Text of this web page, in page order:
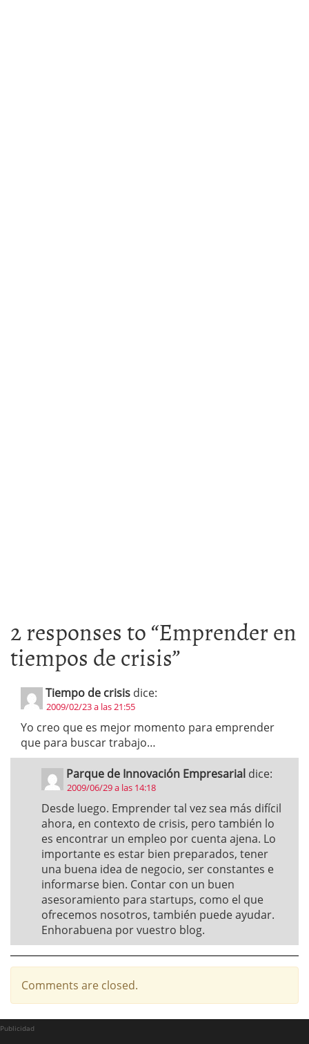
2 responses to “Emprender en
tiempos de crisis”
Tiempo de crisis dice:
2009/02/23 a las 21:55
Yo creo que es mejor momento para emprender
que para buscar trabajo…
Parque de Innovación Empresarial dice:
2009/06/29 a las 14:18
Desde luego. Emprender tal vez sea más difícil
ahora, en contexto de crisis, pero también lo
es encontrar un empleo por cuenta ajena. Lo
importante es estar bien preparados, tener
una buena idea de negocio, ser constantes e
informarse bien. Contar con un buen
asesoramiento para startups, como el que
ofrecemos nosotros, también puede ayudar.
Enhorabuena por vuestro blog.
Comments are closed.
Publicidad